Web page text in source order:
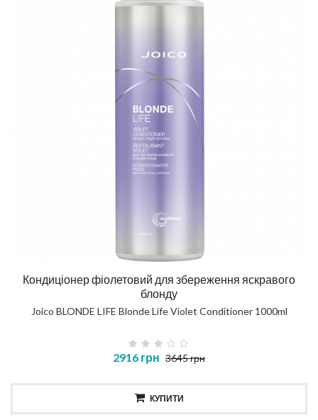
Кондиціонер фіолетовий для збереження яскравого
блонду
Joico BLONDE LIFE Blonde Life Violet Conditioner 1000ml
2916 грн 3645 грн
КУПИТИ